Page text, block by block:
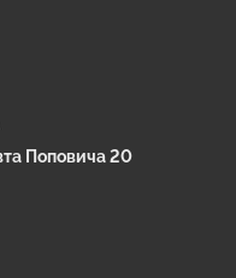
Поповича 20